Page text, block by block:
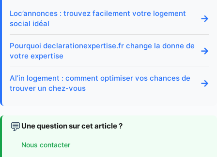
Loc’annonces : trouvez facilement votre logement
social idéal
→
Pourquoi declarationexpertise.fr change la donne de
votre expertise
→
Al’in logement : comment optimiser vos chances de
trouver un chez-vous
→
💬 Une question sur cet article ?
Nous contacter